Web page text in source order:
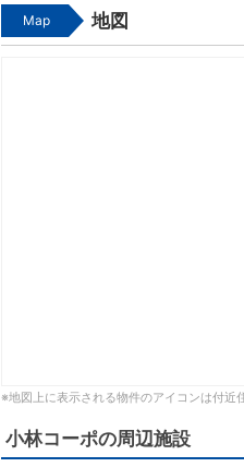
Map 地図
※地図上に表示される物件のアイコンは付近
小林コーポの周辺施設